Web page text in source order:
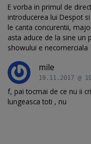
E vorba in primul de
introducerea lui Despot
le canta concurentii,
asta aduce de la sine un
showului e necomerciala
mile
19.11.2017 @
f, pai tocmai de ce nu ii
lungeasca toti , nu